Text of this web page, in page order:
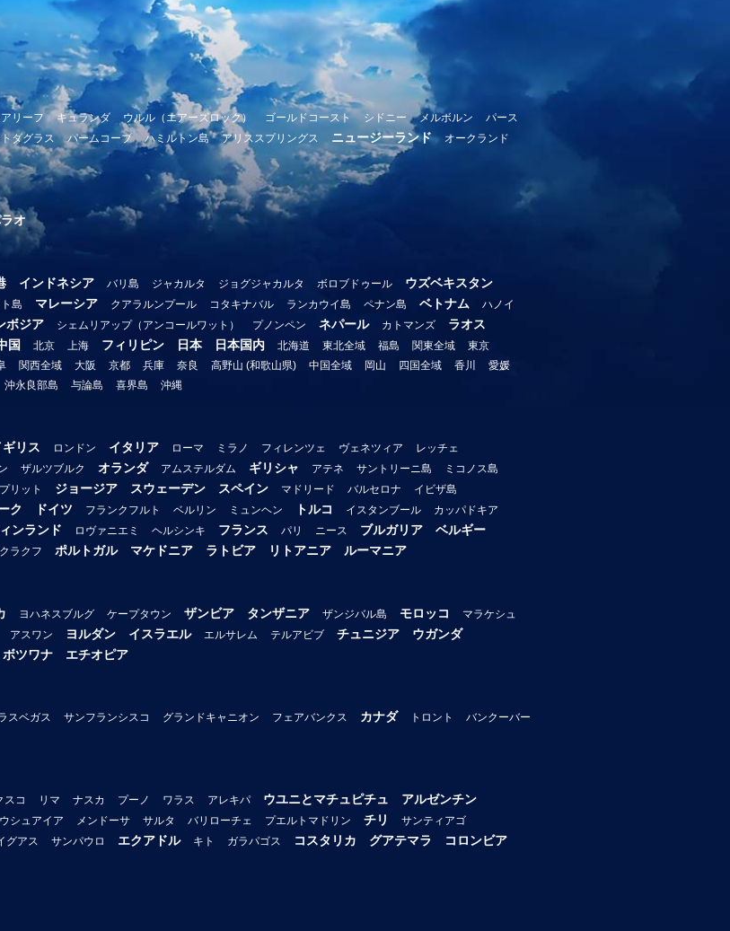
リーフ キュランダ ウルル（エアーズロック） ゴールドコースト シドニー メルボルン
パース
ダグラス パームコーブ ハミルトン島 アリススプリングス ニュージーランド
オークランド
オ
インドネシア バリ島 ジャカルタ ジョグジャカルタ ボロブドゥール
ウズベキスタン
島 マレーシア クアラルンプール コタキナバル ランカウイ島 ペナン島 ベトナム
ハノイ
ボジア シェムリアップ（アンコールワット） プノンペン ネパール カトマンズ ラオス
国 北京 上海 フィリピン 日本 日本国内 北海道 東北全域 福島 関東全域
東京
関西全域 大阪 京都 兵庫 奈良 高野山 (和歌山県) 中国全域 岡山 四国全域 香川
愛媛
沖永良部島 与論島 喜界島 沖縄
ギリス ロンドン イタリア ローマ ミラノ フィレンツェ ヴェネツィア
レッチェ
ザルツブルク オランダ アムステルダム ギリシャ アテネ サントリーニ島
ミコノス島
リット ジョージア スウェーデン スペイン マドリード バルセロナ イビザ島
ク ドイツ フランクフルト ベルリン ミュンヘン トルコ イスタンブール
カッパドキア
ンランド ロヴァニエミ ヘルシンキ フランス パリ ニース ブルガリア ベルギー
クラクフ ポルトガル マケドニア ラトビア リトアニア ルーマニア
ヨハネスブルグ ケープタウン ザンビア タンザニア ザンジバル島 モロッコ
マラケシュ
アスワン ヨルダン イスラエル エルサレム テルアビブ チュニジア
ウガンダ
ボツワナ エチオピア
スベガス サンフランシスコ グランドキャニオン フェアバンクス カナダ トロント
バンクーバー
スコ リマ ナスカ プーノ ワラス アレキパ ウユニとマチュピチュ アルゼンチン
ウシュアイア メンドーサ サルタ バリローチェ プエルトマドリン チリ
サンティアゴ
グアス サンパウロ エクアドル キト ガラパゴス コスタリカ グアテマラ コロンビア